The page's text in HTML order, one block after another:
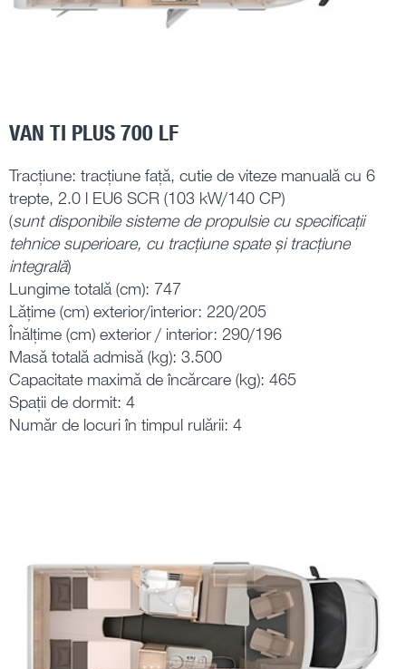
VAN TI PLUS 700 LF
Tracțiune: tracțiune față, cutie de viteze manuală cu 6
trepte, 2.0 l EU6 SCR (103 kW/140 CP)
(sunt disponibile sisteme de propulsie cu specificații
tehnice superioare, cu tracțiune spate și tracțiune
integrală)
Lungime totală (cm): 747
Lățime (cm) exterior/interior: 220/205
Înălțime (cm) exterior / interior: 290/196
Masă totală admisă (kg): 3.500
Capacitate maximă de încărcare (kg): 465
Spații de dormit: 4
Număr de locuri în timpul rulării: 4